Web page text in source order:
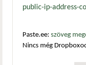
public-ip-address-
Paste.ee: szöveg
Nincs még